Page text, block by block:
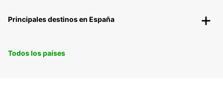
Principales destinos en España
Todos los países